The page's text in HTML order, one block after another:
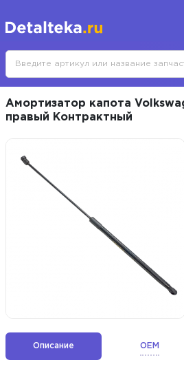
Амортизатор капота
правый Контрактный
Описание OEM